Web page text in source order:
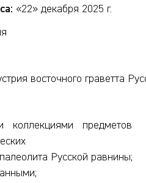
«22» декабря 2025 г.
восточного граветта
коллекциями предметов
Русской равнины;